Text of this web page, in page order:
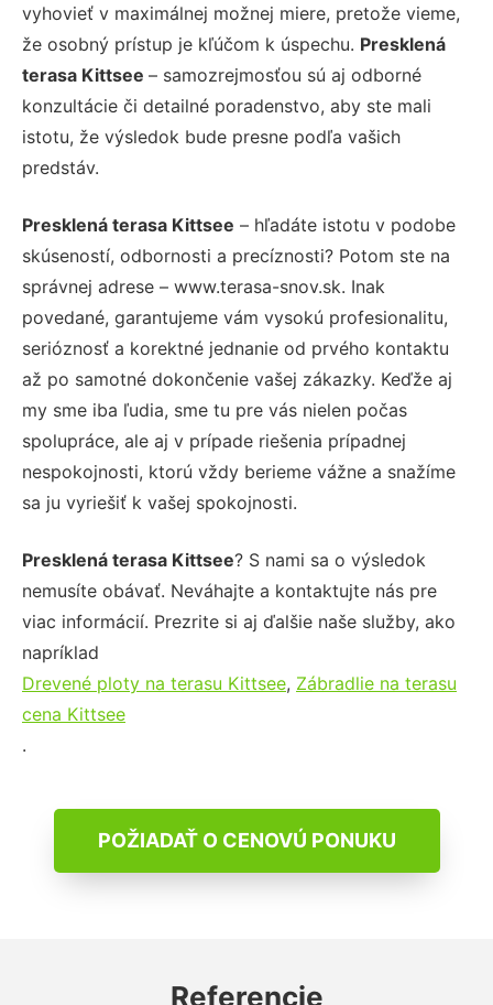
vyhovieť v maximálnej možnej miere, pretože vieme,
že osobný prístup je kľúčom k úspechu. Presklená
terasa Kittsee – samozrejmosťou sú aj odborné
konzultácie či detailné poradenstvo, aby ste mali
istotu, že výsledok bude presne podľa vašich
predstáv.
Presklená terasa Kittsee – hľadáte istotu v podobe
skúseností, odbornosti a precíznosti? Potom ste na
správnej adrese – www.terasa-snov.sk. Inak
povedané, garantujeme vám vysokú profesionalitu,
serióznosť a korektné jednanie od prvého kontaktu
až po samotné dokončenie vašej zákazky. Keďže aj
my sme iba ľudia, sme tu pre vás nielen počas
spolupráce, ale aj v prípade riešenia prípadnej
nespokojnosti, ktorú vždy berieme vážne a snažíme
sa ju vyriešiť k vašej spokojnosti.
Presklená terasa Kittsee? S nami sa o výsledok
nemusíte obávať. Neváhajte a kontaktujte nás pre
viac informácií. Prezrite si aj ďalšie naše služby, ako
napríklad
Drevené ploty na terasu Kittsee, Zábradlie na terasu
cena Kittsee
.
POŽIADAŤ O CENOVÚ PONUKU
Referencie